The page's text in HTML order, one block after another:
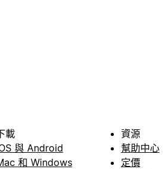
載
與 Android
和 Windows
資源
幫助中心
定價